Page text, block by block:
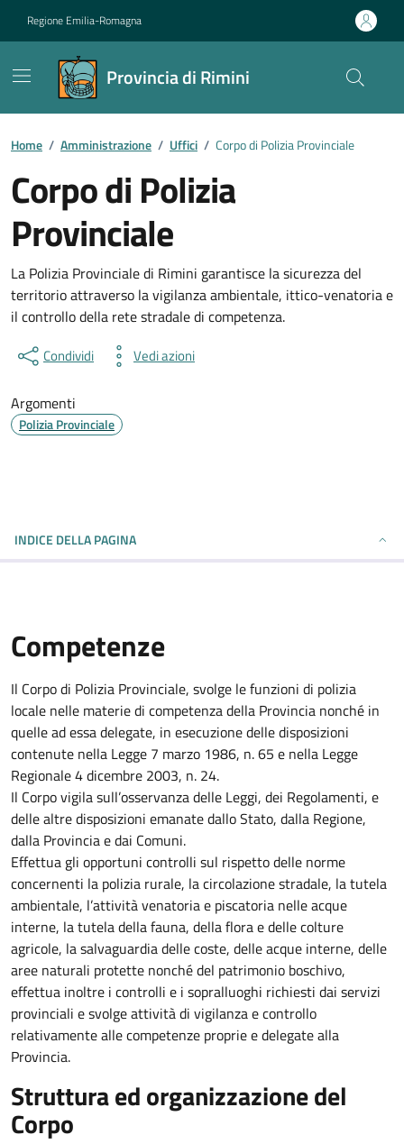
Regione Emilia-Romagna
Provincia di Rimini
Contenuti in evidenza
Home / Amministrazione / Uffici / Corpo di Polizia Provinciale
Corpo di Polizia
Provinciale
La Polizia Provinciale di Rimini garantisce la sicurezza del
territorio attraverso la vigilanza ambientale, ittico-venatoria e
il controllo della rete stradale di competenza.
Condividi Vedi azioni
Argomenti
Polizia Provinciale
INDICE DELLA PAGINA
Competenze
Il Corpo di Polizia Provinciale, svolge le funzioni di polizia
locale nelle materie di competenza della Provincia nonché in
quelle ad essa delegate, in esecuzione delle disposizioni
contenute nella Legge 7 marzo 1986, n. 65 e nella Legge
Regionale 4 dicembre 2003, n. 24.
Il Corpo vigila sull’osservanza delle Leggi, dei Regolamenti, e
delle altre disposizioni emanate dallo Stato, dalla Regione,
dalla Provincia e dai Comuni.
Effettua gli opportuni controlli sul rispetto delle norme
concernenti la polizia rurale, la circolazione stradale, la tutela
ambientale, l’attività venatoria e piscatoria nelle acque
interne, la tutela della fauna, della flora e delle colture
agricole, la salvaguardia delle coste, delle acque interne, delle
aree naturali protette nonché del patrimonio boschivo,
effettua inoltre i controlli e i sopralluoghi richiesti dai servizi
provinciali e svolge attività di vigilanza e controllo
relativamente alle competenze proprie e delegate alla
Provincia.
Struttura ed organizzazione del
Corpo